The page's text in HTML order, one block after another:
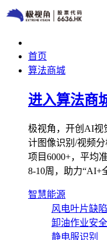
首页
算法商城
进入算法商
极视角，开创AI视
计图像识别/视频
项目6000+，平均
8-10周，助力“AI+
智慧能源
风电叶片缺
卸油作业安
静电服识别